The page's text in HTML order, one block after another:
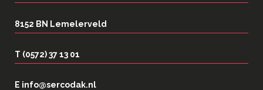
8152 BN Lemelerveld
T (0572) 37 13 01
E info@sercodak.nl